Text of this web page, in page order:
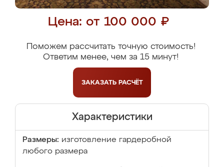
Цена: от 100 000 ₽
Поможем рассчитать точную стоимость!
Ответим менее, чем за 15 минут!
ЗАКАЗАТЬ РАСЧЁТ
Характеристики
Размеры: изготовление гардеробной
любого размера